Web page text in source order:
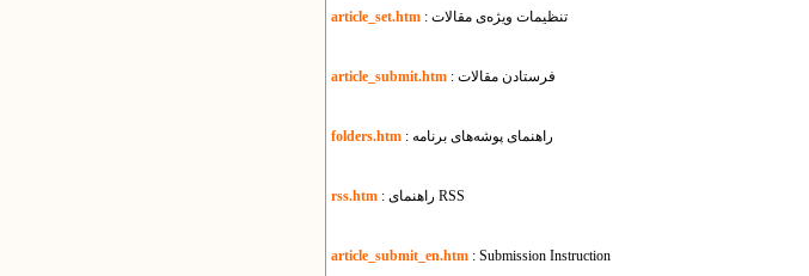
article_set.htm : تنظیمات ویژه‌ی مقالات
article_submit.htm : فرستادن مقالات
folders.htm : راهنمای پوشه‌های برنامه
rss.htm : راهنمای RSS
article_submit_en.htm : Submission Instruction